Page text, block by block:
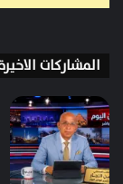
المشاركات